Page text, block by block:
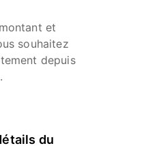
et
souhaitez
depuis
du